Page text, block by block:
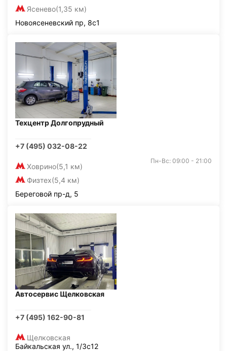
Ясенево(1,35 км)
Новоясеневский пр, 8с1
Техцентр Долгопрудный
+7 (495) 032-08-22
Ховрино(5,1 км)
Физтех(5,4 км)
Пн-Вс: 09:00 - 21:00
Береговой пр-д, 5
Автосервис Щелковская
+7 (495) 162-90-81
Щелковская
Байкальская ул., 1/3с12